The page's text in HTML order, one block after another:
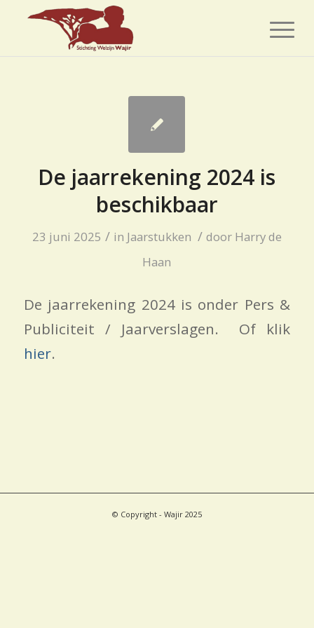
De jaarrekening 2024 is
beschikbaar
23 juni 2025 / in Jaarstukken / door Harry de
Haan
De jaarrekening 2024 is onder Pers &
Publiciteit / Jaarverslagen. Of klik
hier.
© Copyright - Wajir 2025